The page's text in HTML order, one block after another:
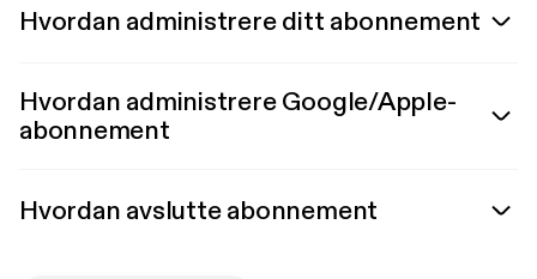
Hvordan administrere ditt abonnement
Hvordan administrere Google/Apple-
abonnement
Hvordan avslutte abonnement